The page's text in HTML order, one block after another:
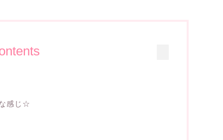
感じ☆